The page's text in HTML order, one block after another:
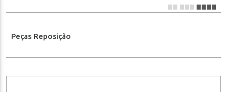
Peças Reposição